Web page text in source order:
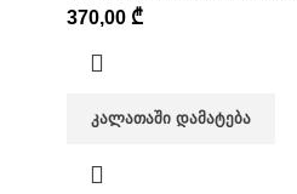
370,00₾
ᲙᲐᲚᲐᲗᲐᲨᲘ ᲓᲐᲛᲐᲢᲔᲑᲐ